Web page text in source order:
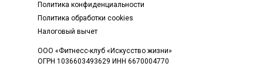
Политика конфиденциальности
Политика обработки cookies
ООО «Фитнесс-клуб «Искусство жизни»
ОГРН 1036603493629 ИНН 6670004770
Налоговый вычет